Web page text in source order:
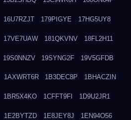
16U7RZJT 179PIGYE 17HG5UY8
17VE7UAW 181QKVNV 18FL2H11
19S0NNZV 19SYNG2F 19V5GFDB
1AXWRT6R 1B3DEC8P 1BHACZIN
1BR5X4KO 1CFFT9FI 1D9U2JR1
1E2BYTZD 1E8JEY8J 1EN94O56